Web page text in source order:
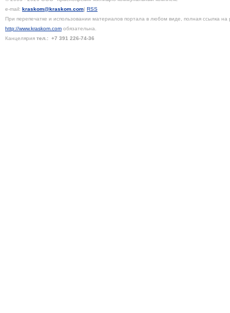
e-mail: kraskom@kraskom.com| RSS
При перепечатке и использовании материалов портала в любом виде, полная ссылка на
http://www.kraskom.com обязательна.
Канцелярия тел.: +7 391 226-74-36